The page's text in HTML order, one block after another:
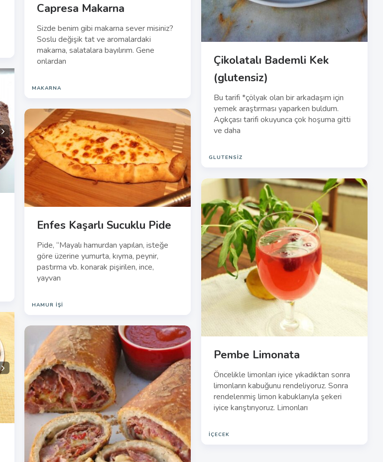
Capresa Makarna
Sizde benim gibi makarna sever misiniz?
Soslu değişik tat ve aromalardaki
makarna, salatalara bayılırım. Gene
onlardan
MAKARNA
Çikolatalı Bademli Kek
(glutensiz)
Bu tarifi *çölyak olan bir arkadaşım için
yemek araştırması yaparken buldum.
Açıkçası tarifi okuyunca çok hoşuma gitti
ve daha
GLUTENSIZ
Enfes Kaşarlı Sucuklu Pide
Pide, “Mayalı hamurdan yapılan, isteğe
göre üzerine yumurta, kıyma, peynir,
pastırma vb. konarak pişirilen, ince,
yayvan
HAMUR İŞI
Pembe Limonata
Öncelikle limonları iyice yıkadıktan sonra
limonların kabuğunu rendeliyoruz. Sonra
rendelenmiş limon kabuklarıyla şekeri
iyice karıştırıyoruz. Limonları
İÇECEK